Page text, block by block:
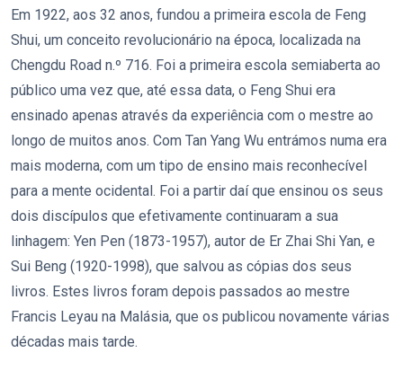
Em 1922, aos 32 anos, fundou a primeira escola de Feng
Shui, um conceito revolucionário na época, localizada na
Chengdu Road n.º 716. Foi a primeira escola semiaberta ao
público uma vez que, até essa data, o Feng Shui era
ensinado apenas através da experiência com o mestre ao
longo de muitos anos. Com Tan Yang Wu entrámos numa era
mais moderna, com um tipo de ensino mais reconhecível
para a mente ocidental. Foi a partir daí que ensinou os seus
dois discípulos que efetivamente continuaram a sua
linhagem: Yen Pen (1873-1957), autor de Er Zhai Shi Yan, e
Sui Beng (1920-1998), que salvou as cópias dos seus
livros. Estes livros foram depois passados ao mestre
Francis Leyau na Malásia, que os publicou novamente várias
décadas mais tarde.